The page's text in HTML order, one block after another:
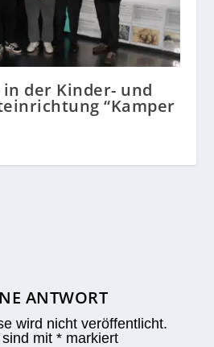
der Kinder- und
“Kamper
ANTWORT
wird nicht veröffentlicht.
sind mit* markiert